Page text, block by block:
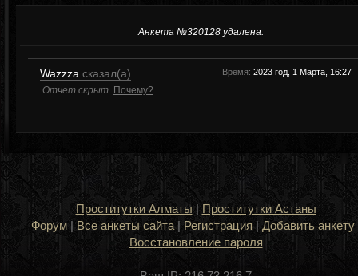
Анкета №320128 удалена.
Wazzza сказал(а) Время: 2023 год, 1 Марта, 16:27
Отчет скрыт. Почему?
Проститутки Алматы| Проститутки Астаны
Форум|Все анкеты сайта| Регистрация| Добавить анкету
Восстановление пароля